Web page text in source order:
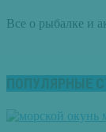
Все о рыбалке и
ПОПУЛЯРНЫЕ